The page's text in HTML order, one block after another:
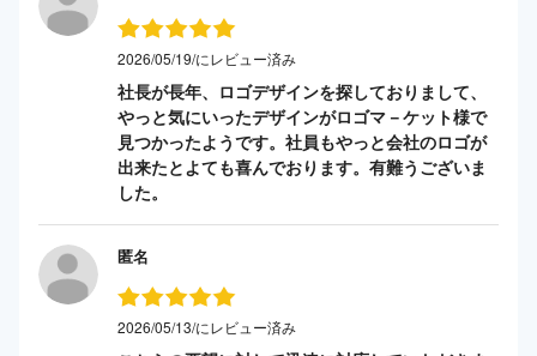
2026/05/19/にレビュー済み
社長が長年、ロゴデザインを探しておりまして、
やっと気にいったデザインがロゴマ－ケット様で
見つかったようです。社員もやっと会社のロゴが
出来たとよても喜んでおります。有難うございま
した。
匿名
2026/05/13/にレビュー済み